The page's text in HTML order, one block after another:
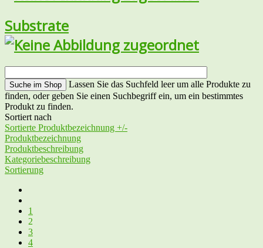
Substrate
Lassen Sie das Suchfeld leer um alle Produkte zu
finden, oder geben Sie einen Suchbegriff ein, um ein bestimmtes
Produkt zu finden.
Sortiert nach
Sortierte Produktbezeichnung +/-
Produktbezeichnung
Produktbeschreibung
Kategoriebeschreibung
Sortierung
1
2
3
4